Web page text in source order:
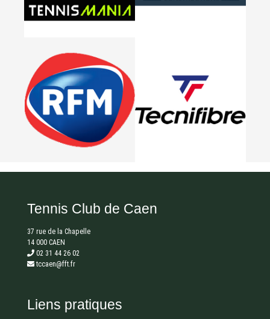
Tennis Club de Caen
37 rue de la Chapelle
14 000 CAEN
02 31 44 26 02
tccaen@fft.fr
Liens pratiques